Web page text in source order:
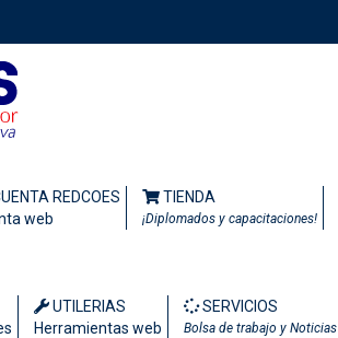
REDCOES
web
TIENDA
¡Diplomados y capacitaciones!
UTILERIAS
Herramientas web
SERVICIOS
Bolsa de trabajo y Noticias